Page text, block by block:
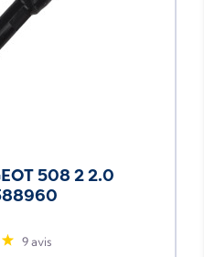
508 2 2.0
9 avis